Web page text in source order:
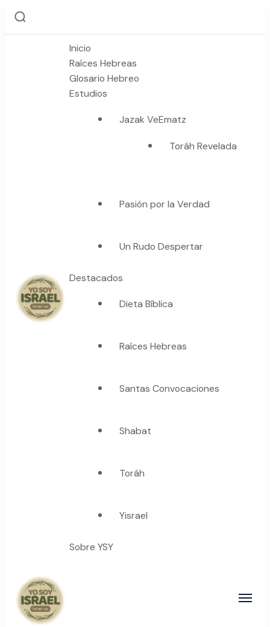
"La suma de tu palabra, es verdad"
Inicio
Raíces Hebreas
Glosario Hebreo
Estudios
Jazak VeEmatz
Toráh Revelada
Pasión por la Verdad
Un Rudo Despertar
Destacados
Dieta Bíblica
Raíces Hebreas
Santas Convocaciones
Shabat
Toráh
Yisrael
Sobre YSY